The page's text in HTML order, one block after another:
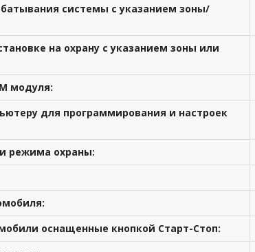
системы с указанием зоны/
на охрану с указанием зоны или
модуля:
для программирования и настроек
режима охраны:
оснащенные кнопкой Старт-Стоп: